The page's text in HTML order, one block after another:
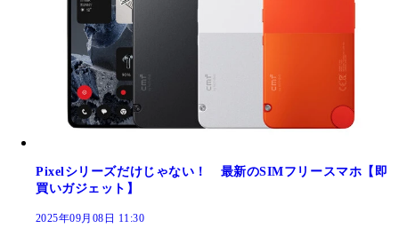
Pixelシリーズだけじゃない！ 最新のSIMフリースマホ【即
買いガジェット】
2025年09月08日 11:30